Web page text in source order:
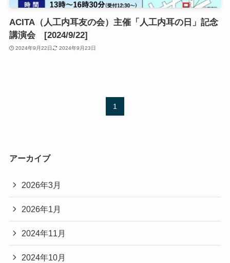
ACITA（人工内耳友の会）主催「人工内耳の日」記念
講演会 [2024/9/22]
2024年9月22日 2024年9月23日
1
アーカイブ
2026年3月
2026年1月
2024年11月
2024年10月